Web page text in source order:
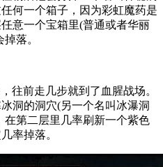
何一个箱子，因为彩虹魔药是
意一个宝箱里(普通或者华丽
落。
前走几步就到了血腥战场。
洞的洞穴(另一个名叫冰瀑洞
在第二层里几率刷新一个紫色
率掉落。